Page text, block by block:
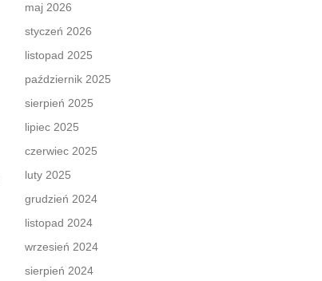
maj 2026
styczeń 2026
listopad 2025
październik 2025
sierpień 2025
lipiec 2025
czerwiec 2025
luty 2025
grudzień 2024
listopad 2024
wrzesień 2024
sierpień 2024